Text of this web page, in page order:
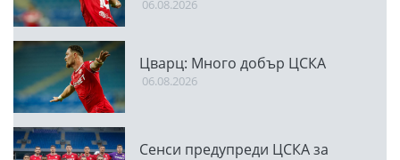
06.08.2026
Цварц: Много добър ЦСКА
06.08.2026
Сенси предупреди ЦСКА за